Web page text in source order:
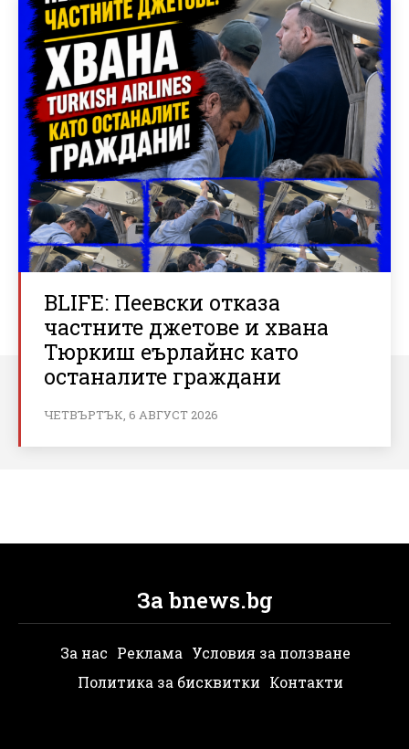
BLIFE: Пеевски отказа
частните джетове и хвана
Тюркиш еърлайнс като
останалите граждани
ЧЕТВЪРТЪК, 6 АВГУСТ 2026
За bnews.bg
За нас Реклама Условия за ползване
Политика за бисквитки Контакти